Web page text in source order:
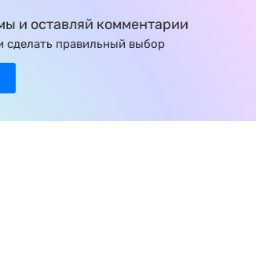
и оставляй комментарии
сделать правильный выбор